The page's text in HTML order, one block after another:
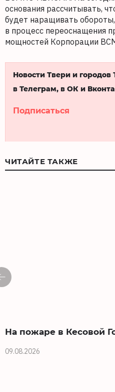
основания рассчитывать,
будет наращивать
в процесс переоснащения
мощностей Корпорации
Новости Твери и
в Телеграм, в ОК и
Подписаться
ЧИТАЙТЕ ТАКЖЕ
На пожаре в Кесовой
09.08.2026